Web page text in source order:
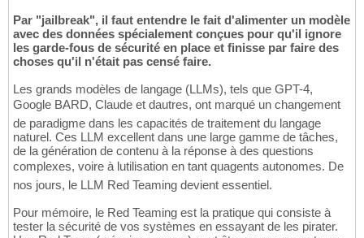
Par "jailbreak", il faut entendre le fait d'alimenter un modèle
avec des données spécialement conçues pour qu'il ignore
les garde-fous de sécurité en place et finisse par faire des
choses qu'il n'était pas censé faire.
Les grands modèles de langage (LLMs), tels que GPT-4,
Google BARD, Claude et dautres, ont marqué un changement
de paradigme dans les capacités de traitement du langage
naturel. Ces LLM excellent dans une large gamme de tâches,
de la génération de contenu à la réponse à des questions
complexes, voire à lutilisation en tant quagents autonomes. De
nos jours, le LLM Red Teaming devient essentiel.
Pour mémoire, le Red Teaming est la pratique qui consiste à
tester la sécurité de vos systèmes en essayant de les pirater.